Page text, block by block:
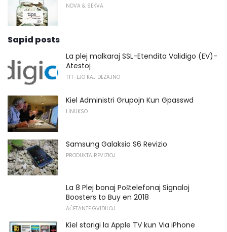
NOVA & SEKVA
Sapid posts
La plej malkaraj SSL-Etendita Validigo (EV)-
Atestoj
TTT-EJO KAJ DEZAJNO
Kiel Administri Grupojn Kun Gpasswd
LINUKSO
Samsung Galaksio S6 Revizio
PRODUKTA REVIZIOJ
La 8 Plej bonaj Poŝtelefonaj Signaloj
Boosters to Buy en 2018
AĈETANTE GVIDILOJ
Kiel starigi la Apple TV kun Via iPhone